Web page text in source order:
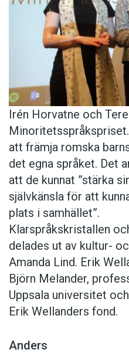
Irén Horvatne och
att främja romska
det egna språket. Det
att de kunnat ”stärka
självkänsla för att
plats i samhället”.
Klarspråkskristallen
delades ut av kultur-
Amanda Lind. Erik
Björn Melander,
Uppsala universitet
Erik Wellanders fond.
Anders